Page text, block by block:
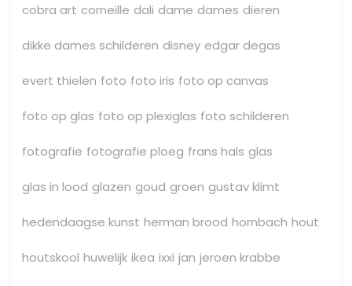
cobra art corneille dali dame dames dieren
dikke dames schilderen disney edgar degas
evert thielen foto foto iris foto op canvas
foto op glas foto op plexiglas foto schilderen
fotografie fotografie ploeg frans hals glas
glas in lood glazen goud groen gustav klimt
hedendaagse kunst herman brood hornbach hout
houtskool huwelijk ikea ixxi jan jeroen krabbe